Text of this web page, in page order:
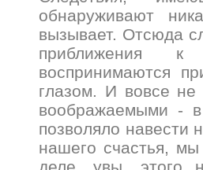
обнаруживают
вызывает. Отсюда
приближения к
воспринимаются
глазом. И вовсе не
воображаемыми -
позволяло навести
нашего счастья,
деле, увы, этого